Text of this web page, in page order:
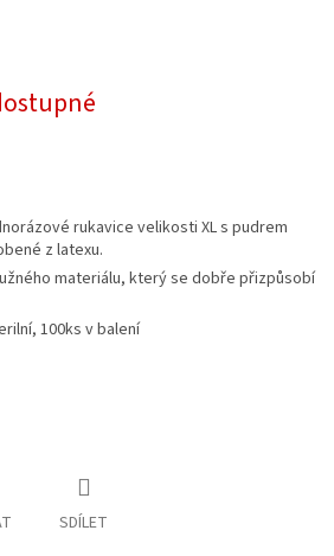
rukavice velikosti XL s pudrem
z latexu.
materiálu, který se dobře přizpůsobí
100ks v balení
SDÍLET